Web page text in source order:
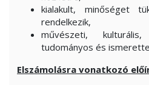
kialakult, minőséget
rendelkezik,
művészeti,
tudományos és
Elszámolásra vonatkozó